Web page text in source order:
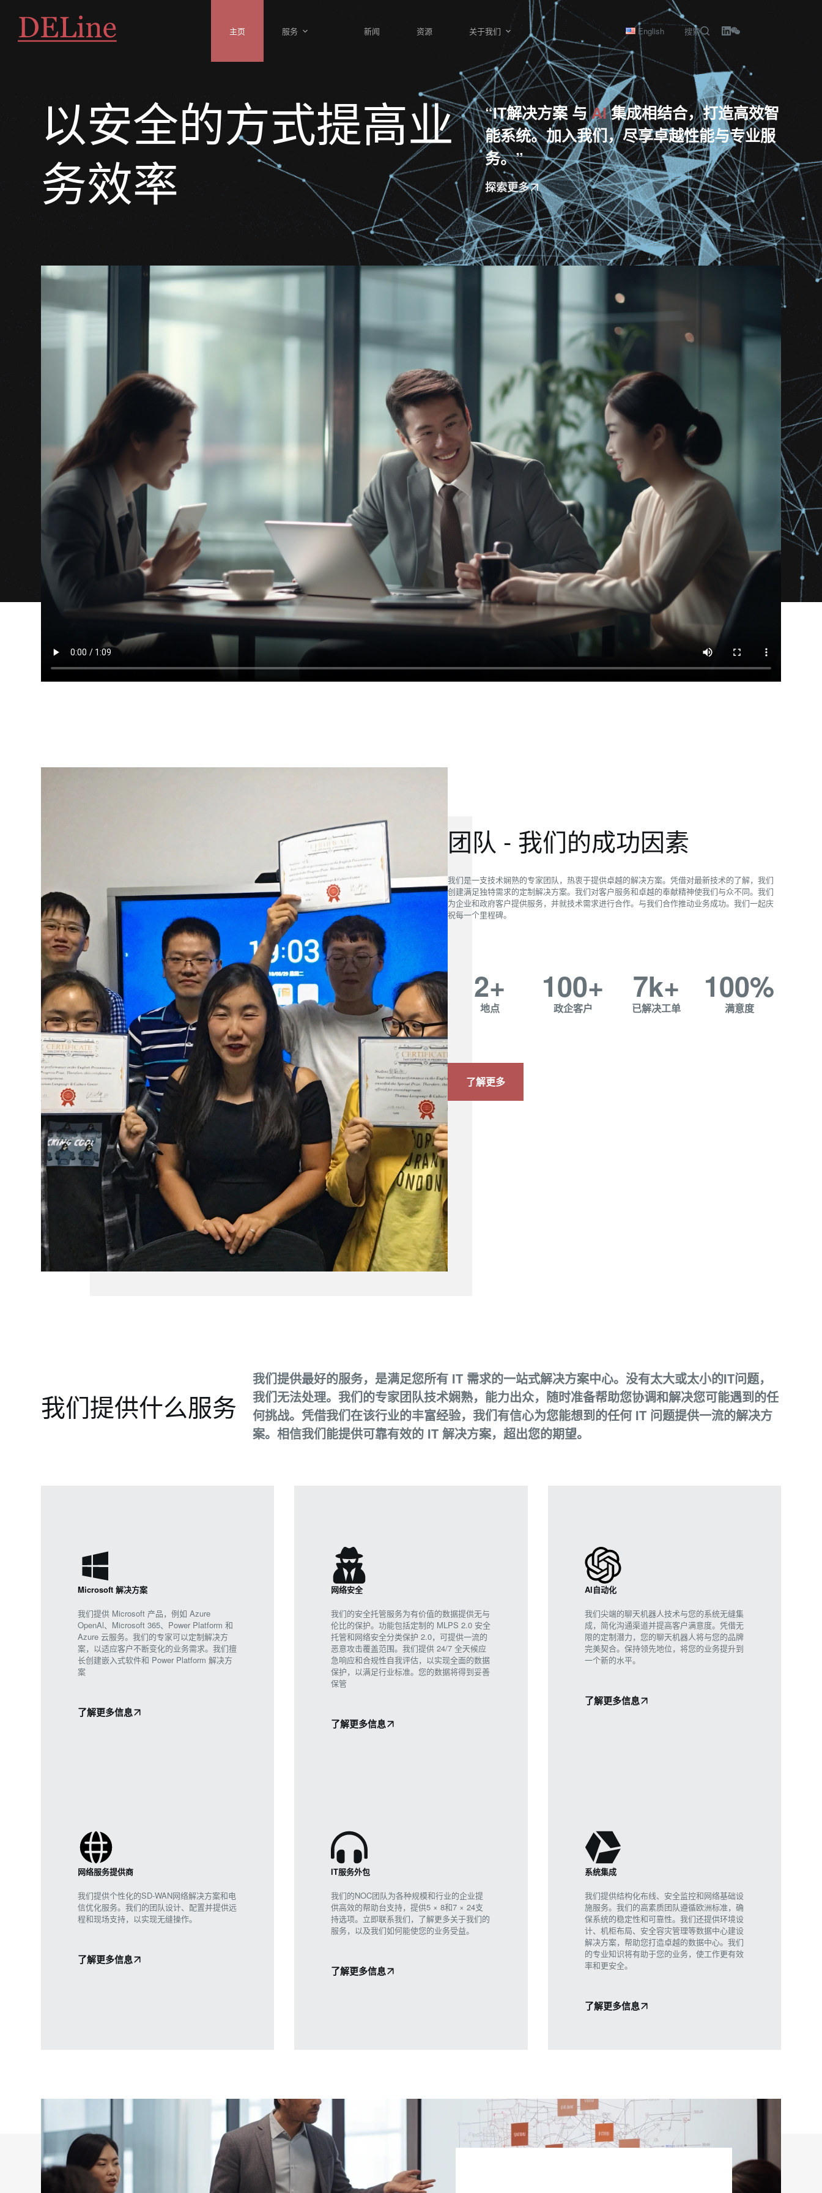
主页 服务 新闻 资源 关于我们 English 搜索
以安全的方式提高业
务效率
“IT解决方案 与AI集成相结合，打造高效智
能系统。加入我们，尽享卓越性能与专业服
务。”
探索更多
团队 - 我们的成功因素
我们是一支技术娴熟的专家团队，热衷于提供卓越的解决方案。凭借对最新技术的了解，我们
创建满足独特需求的定制解决方案。我们对客户服务和卓越的奉献精神使我们与众不同。我们
为企业和政府客户提供服务，并就技术需求进行合作。与我们合作推动业务成功。我们一起庆
祝每一个里程碑。
地点
2+
政企客户
100+
已解决工单
7k+
满意度
100%
了解更多
我们提供什么服务
我们提供最好的服务，是满足您所有 IT 需求的一站式解决方案中心。没有太大或太小的IT问题，
我们无法处理。我们的专家团队技术娴熟，能力出众，随时准备帮助您协调和解决您可能遇到的任
何挑战。凭借我们在该行业的丰富经验，我们有信心为您能想到的任何 IT 问题提供一流的解决方
案。相信我们能提供可靠有效的 IT 解决方案，超出您的期望。
Microsoft 解决方案
我们提供 Microsoft 产品，例如 Azure
OpenAl、Microsoft 365、Power Platform 和
Azure 云服务。我们的专家可以定制解决方
案，以适应客户不断变化的业务需求。我们擅
长创建嵌入式软件和 Power Platform 解决方
案
了解更多信息
网络安全
我们的安全托管服务为有价值的数据提供无与
伦比的保护。功能包括定制的 MLPS 2.0 安全
托管和网络安全分类保护 2.0，可提供一流的
恶意攻击覆盖范围。我们提供 24/7 全天候应
急响应和合规性自我评估，以实现全面的数据
保护，以满足行业标准。您的数据将得到妥善
保管
了解更多信息
AI自动化
我们尖端的聊天机器人技术与您的系统无缝集
成，简化沟通渠道并提高客户满意度。凭借无
限的定制潜力，您的聊天机器人将与您的品牌
完美契合。保持领先地位，将您的业务提升到
一个新的水平。
了解更多信息
网络服务提供商
我们提供个性化的SD-WAN网络解决方案和电
信优化服务。我们的团队设计、配置并提供远
程和现场支持，以实现无缝操作。
了解更多信息
IT服务外包
我们的NOC团队为各种规模和行业的企业提
供高效的帮助台支持，提供5 × 8和7 × 24支
持选项。立即联系我们，了解更多关于我们的
服务，以及我们如何能使您的业务受益。
了解更多信息
系统集成
我们提供结构化布线、安全监控和网络基础设
施服务。我们的高素质团队遵循欧洲标准，确
保系统的稳定性和可靠性。我们还提供环境设
计、机柜布局、安全容灾管理等数据中心建设
解决方案，帮助您打造卓越的数据中心。我们
的专业知识将有助于您的业务，使工作更有效
率和更安全。
了解更多信息